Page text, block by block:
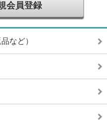
会員登録
など）